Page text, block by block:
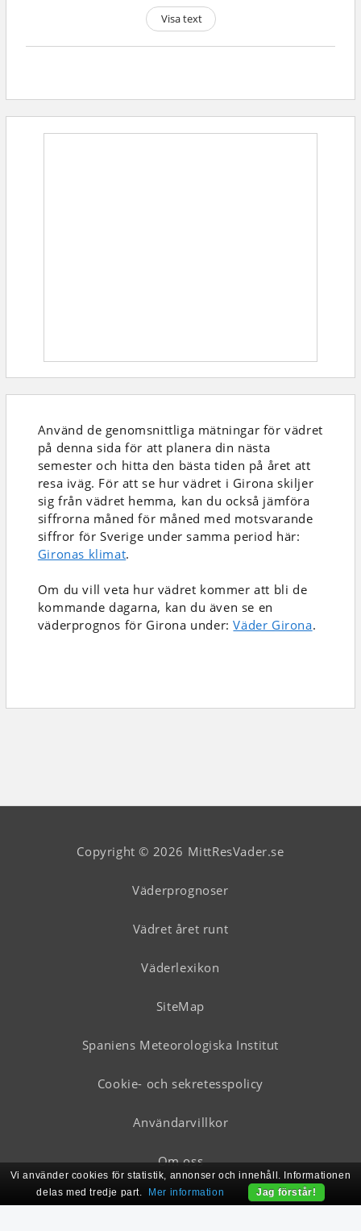
Visa text
Använd de genomsnittliga mätningar för vädret
på denna sida för att planera din nästa
semester och hitta den bästa tiden på året att
resa iväg. För att se hur vädret i Girona skiljer
sig från vädret hemma, kan du också jämföra
siffrorna måned för måned med motsvarande
siffror för Sverige under samma period här:
Gironas klimat.
Om du vill veta hur vädret kommer att bli de
kommande dagarna, kan du även se en
väderprognos för Girona under:Väder Girona.
Copyright © 2026 MittResVader.se
Väderprognoser
Vädret året runt
Väderlexikon
SiteMap
Spaniens Meteorologiska Institut
Cookie- och sekretesspolicy
Användarvillkor
Om oss
Vi använder cookies för statistik, annonser och innehåll. Informationen
delas med tredje part.
Mer information Jag förstår!